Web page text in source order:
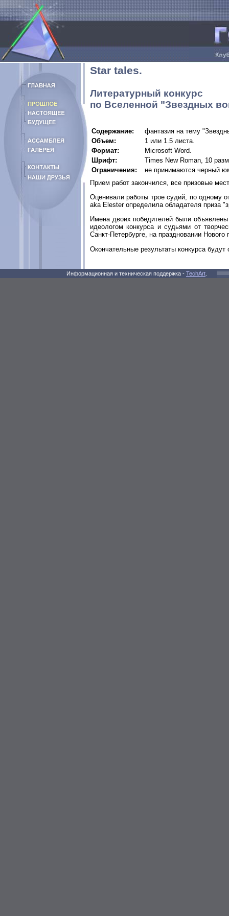
Star tales.
Литературный конкурс
по Вселенной "Звездных
Содержание:
фантазия на тему
Объем:
1 или 1.5 листа.
Формат:
Microsoft Word.
Шрифт:
Times New Roman, 10
Ограничения:
не принимаются черный
Прием работ закончился, все призовые
Оценивали работы трое судий, по одному
aka Elester определила обладателя приза
Имена двоих победителей были
идеологом конкурса и судьями от
Санкт-Петербурге, на праздновании
Окончательные результаты конкурса
Информационная и техническая поддержка - TechArt